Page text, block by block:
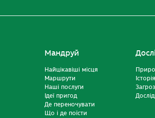
Мандруй
Найцікавіші місця
Маршрути
Наші послуги
Ідеї пригод
Де переночувати
Що і де поїсти